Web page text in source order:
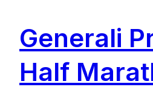
Generali
Half